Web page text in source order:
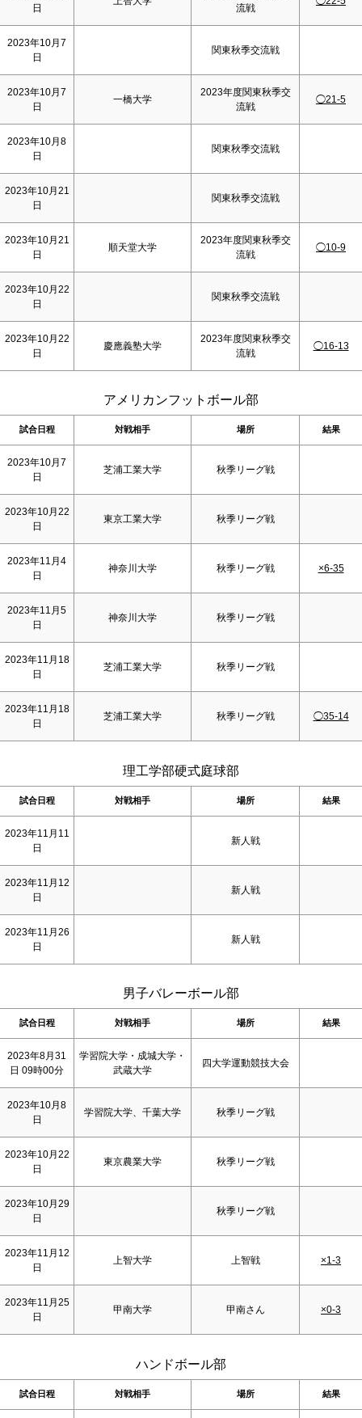
日
流戦
2023年10月7
日
関東秋季交流戦
2023年10月7
日
一橋大学
2023年度関東秋季交
流戦
◯21-5
2023年10月8
日
関東秋季交流戦
2023年10月21
日
関東秋季交流戦
2023年10月21
日
順天堂大学
2023年度関東秋季交
流戦
◯10-9
2023年10月22
日
関東秋季交流戦
2023年10月22
日
慶應義塾大学
2023年度関東秋季交
流戦
◯16-13
アメリカンフットボール部
試合日程 対戦相手 場所 結果
2023年10月7
日
芝浦工業大学 秋季リーグ戦
2023年10月22
日
東京工業大学 秋季リーグ戦
2023年11月4
日
神奈川大学 秋季リーグ戦 ×6-35
2023年11月5
日
神奈川大学 秋季リーグ戦
2023年11月18
日
芝浦工業大学 秋季リーグ戦
2023年11月18
日
芝浦工業大学 秋季リーグ戦 ◯35-14
理工学部硬式庭球部
試合日程 対戦相手 場所 結果
2023年11月11
日
新人戦
2023年11月12
日
新人戦
2023年11月26
日
新人戦
男子バレーボール部
試合日程 対戦相手 場所 結果
2023年8月31
日 09時00分
学習院大学・成城大学・
武蔵大学
四大学運動競技大会
2023年10月8
日
学習院大学、千葉大学 秋季リーグ戦
2023年10月22
日
東京農業大学 秋季リーグ戦
2023年10月29
日
秋季リーグ戦
2023年11月12
日
上智大学 上智戦 ×1-3
2023年11月25
日
甲南大学 甲南さん ×0-3
ハンドボール部
試合日程 対戦相手 場所 結果